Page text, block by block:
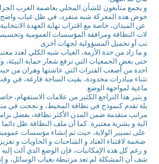
و يجمع متابعون للشأن المحلي بعاصمة الغرب
خوض هذه المعركة شبه منفرد، في ظل غياب واضح
عن الميدان، خاصة مع اقتراب نهاية العهدة
لات النظافة ومرافقة المؤسسات العمومية وتحسيس
تب أو تحميل المسؤولية لجهات أخرى.
و ما زاد من حدة الأزمة، الغياب شبه الكلي لعدد
حتى بعض الجمعيات التي ترفع شعار حماية
احدة من أصعب الفترات التي عاشتها وهران من
تثناء مبادرات محدودة، بقيت الساحة فارغة، في
ماعية لمواجهة الوضع.
و يثير هذا التراجع الكثير من علامات
يلة تقدم كنموذج في نظافة المحيط، و نجحت في
مراتب متقدمة ضمن المدن الأكثر نظافة، بفضل
الية و بشرية معتبرة. كما أن ملف النظافة ظل دائما
على تسيير الولاية، حيث تم إنشاء مؤسسات
ضخمة لاقتناء العتاد و الشاحنات و الحاويات و
و رغم كل هذه الإمكانيات، فإن الوضع الذي آلت
شف أن المشكلة لم تعد مرتبطة بغياب الوسائل، و